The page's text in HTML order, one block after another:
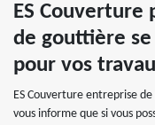
ES Couverture
de gouttière
pour vos
ES Couverture entreprise
vous informe que si vous